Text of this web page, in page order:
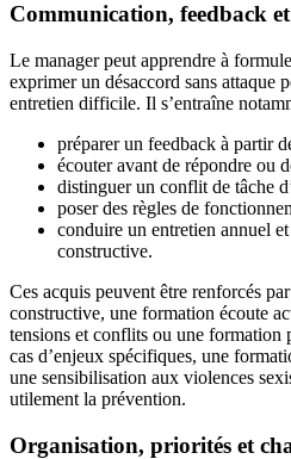
Communication, feedback
Le manager peut apprendre à
exprimer un désaccord sans attaque
entretien difficile. Il s’entraîne
préparer un feedback à partir
écouter avant de répondre ou
distinguer un conflit de tâche
poser des règles de
conduire un entretien annuel
constructive.
Ces acquis peuvent être renforcés
constructive, une formation écoute
tensions et conflits ou une formation
cas d’enjeux spécifiques, une
une sensibilisation aux violences
utilement la prévention.
Organisation, priorités et